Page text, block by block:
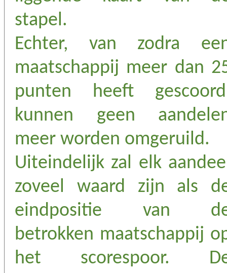
stapel.
Echter, van zodra
maatschappij meer dan
punten heeft
kunnen geen
meer worden omgeruild.
Uiteindelijk zal elk
zoveel waard zijn als
eindpositie van
betrokken maatschappij
het scorespoor.